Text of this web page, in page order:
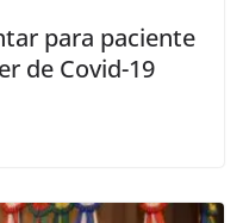
para paciente
de Covid-19